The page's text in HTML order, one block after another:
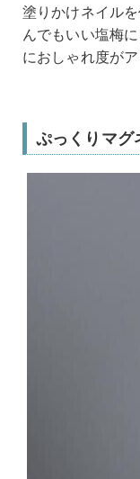
塗りかけネイル
んでもいい塩梅
におしゃれ度がア
ぷっくりマグ